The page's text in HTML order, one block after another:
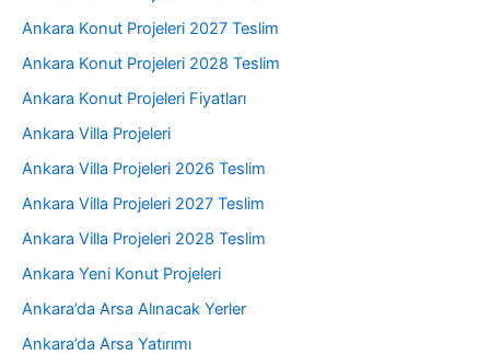
Ankara Konut Projeleri 2027 Teslim
Ankara Konut Projeleri 2028 Teslim
Ankara Konut Projeleri Fiyatları
Ankara Villa Projeleri
Ankara Villa Projeleri 2026 Teslim
Ankara Villa Projeleri 2027 Teslim
Ankara Villa Projeleri 2028 Teslim
Ankara Yeni Konut Projeleri
Ankara’da Arsa Alınacak Yerler
Ankara’da Arsa Yatırımı